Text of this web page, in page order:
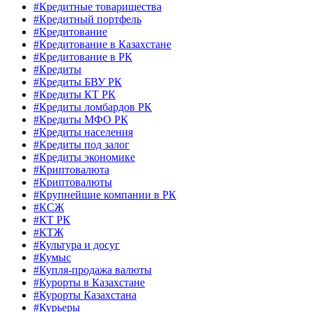
#Кредитные товарищества
#Кредитный портфель
#Кредитование
#Кредитование в Казахстане
#Кредитование в РК
#Кредиты
#Кредиты БВУ РК
#Кредиты КТ РК
#Кредиты ломбардов РК
#Кредиты МФО РК
#Кредиты населения
#Кредиты под залог
#Кредиты экономике
#Криптовалюта
#Криптовалюты
#Крупнейшие компании в РК
#КСЖ
#КТ РК
#КТЖ
#Культура и досуг
#Кумыс
#Купля-продажа валюты
#Курорты в Казахстане
#Курорты Казахстана
#Курьеры